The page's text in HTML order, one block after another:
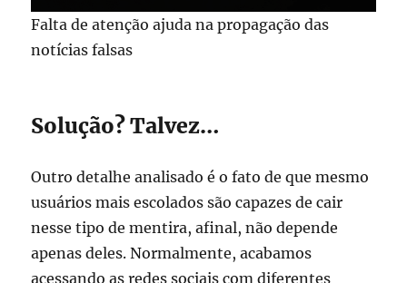
Falta de atenção ajuda na propagação das
notícias falsas
Solução? Talvez…
Outro detalhe analisado é o fato de que mesmo
usuários mais escolados são capazes de cair
nesse tipo de mentira, afinal, não depende
apenas deles. Normalmente, acabamos
acessando as redes sociais com diferentes